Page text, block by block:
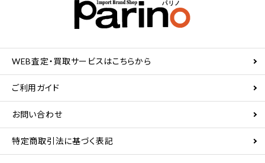
WEB査定・買取サービスはこちらから
ご利用ガイド
お問い合わせ
特定商取引法に基づく表記